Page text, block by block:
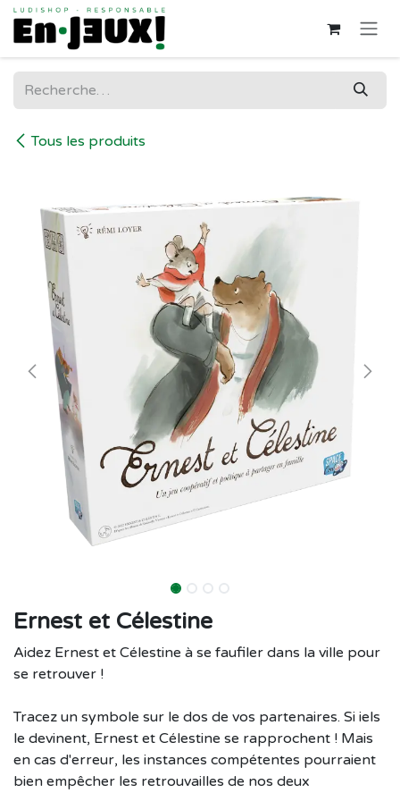
Se rendre au contenu
Tous les produits
Ernest et Célestine
Aidez Ernest et Célestine à se faufiler dans la ville pour
se retrouver !
Tracez un symbole sur le dos de vos partenaires. Si iels
le devinent, Ernest et Célestine se rapprochent ! Mais
en cas d'erreur, les instances compétentes pourraient
bien empêcher les retrouvailles de nos deux